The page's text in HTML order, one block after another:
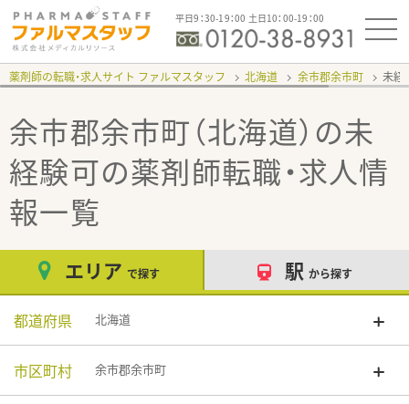
平日9：30-19：00 土日10：00-19：00
薬剤師の転職・求人サイト ファルマスタッフ 北海道 余市郡余市町 未経
余市郡余市町（北海道）の未
経験可の薬剤師転職・求人情
報一覧
エリア で探す 駅 から探す
都道府県 北海道
市区町村 余市郡余市町